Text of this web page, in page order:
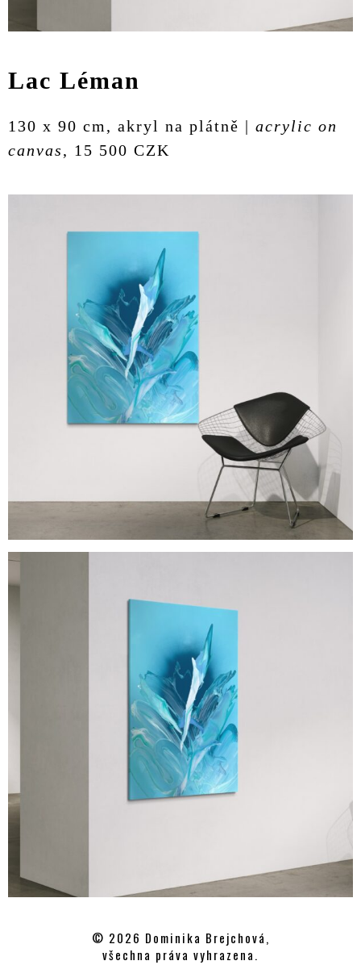
Lac Léman
130 x 90 cm, akryl na plátně | acrylic on
canvas, 15 500 CZK
© 2026 Dominika Brejchová,
všechna práva vyhrazena.